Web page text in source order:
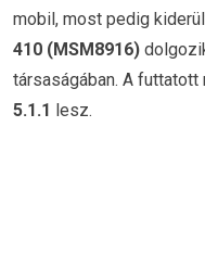
mobil, most pedig
410 (MSM8916)
társaságában. A
5.1.1 lesz.